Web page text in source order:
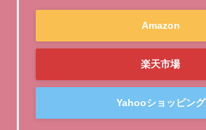
Amazon
楽天市場
Yahooショッピング